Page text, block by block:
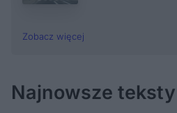
Zobacz więcej
Najnowsze teksty